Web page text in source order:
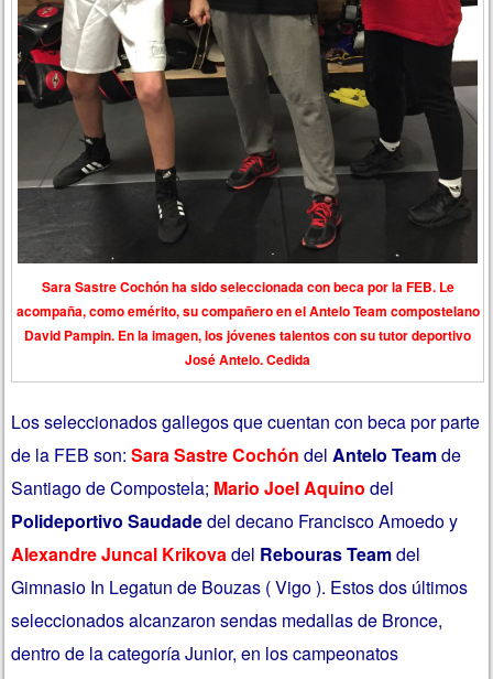
Sara Sastre Cochón ha sido seleccionada con beca por la FEB. Le
acompaña, como emérito, su compañero en el Antelo Team compostelano
David Pampin. En la imagen, los jóvenes talentos con su tutor deportivo
José Antelo. Cedida
Los seleccionados gallegos que cuentan con beca por parte
de la FEB son:Sara Sastre Cochón delAntelo Teamde
Santiago de Compostela; Mario Joel Aquino del
Polideportivo Saudadedel decano Francisco Amoedo y
Alexandre Juncal Krikovadel Rebouras Teamdel
Gimnasio In Legatun de Bouzas ( Vigo ). Estos dos últimos
seleccionados alcanzaron sendas medallas de Bronce,
dentro de la categoría Junior, en los campeonatos